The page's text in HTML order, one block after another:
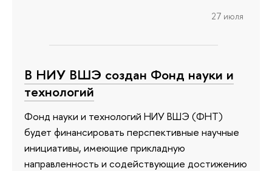
27 июля
В НИУ ВШЭ создан Фонд науки и
технологий
Фонд науки и технологий НИУ ВШЭ (ФНТ)
будет финансировать перспективные научные
инициативы, имеющие прикладную
направленность и содействующие достижению